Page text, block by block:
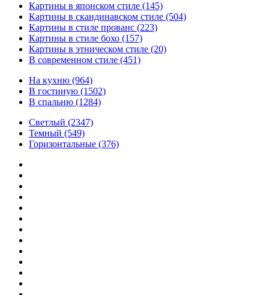
Картины в японском стиле (145)
Картины в скандинавском стиле (504)
Картины в стиле прованс (223)
Картины в стиле бохо (157)
Картины в этническом стиле (20)
В современном стиле (451)
На кухню (964)
В гостиную (1502)
В спальню (1284)
Светлый (2347)
Темный (549)
Горизонтальные (376)